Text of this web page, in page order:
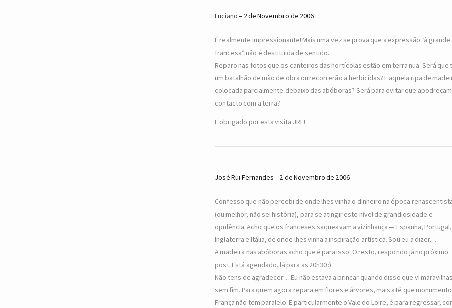
Luciano 2 de Novembro de 2006
É realmente impressionante! Mais uma vez se prova que a expressão “à grande
francesa” não é destituida de sentido.
Reparo nas fotos que os canteiros das hortícolas estão em terra nua. Será que
um batalhão de mão de obra ou recorrerão a herbicidas? E aquela ripa de
colocada parcialmente debaixo das abóboras? Será para evitar que
contacto com a terra?
E obrigado por esta visita JRF!
José Rui Fernandes 2 de Novembro de 2006
Confesso que não percebi de onde lhes vinha o dinheiro na época
(ou melhor, não sei história), para se atingir este nível de grandiosidade e
opulência. Acho que os franceses saqueavam a vizinhança — Espanha, Portugal,
Inglaterra e Itália, de onde lhes vinha a inspiração artística. Sou eu a dizer…
A madeira nas abóboras acho que é para isso. O resto, respondo já no próximo
post. Está agendado, lá para as 20h30 :) .
Não tens de agradecer… Eu não estava a brincar quando disse que vi
sem fim. Para quem agora repara em flores e árvores, mais até que
França não tem paralelo. E particularmente o Vale do Loire, é para regressar,